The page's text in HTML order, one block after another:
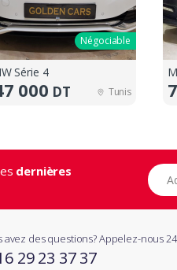
Négociable
Série 4
000 DT Tunis
dernières
avez des questions? Appelez-nous
29 23 37 37